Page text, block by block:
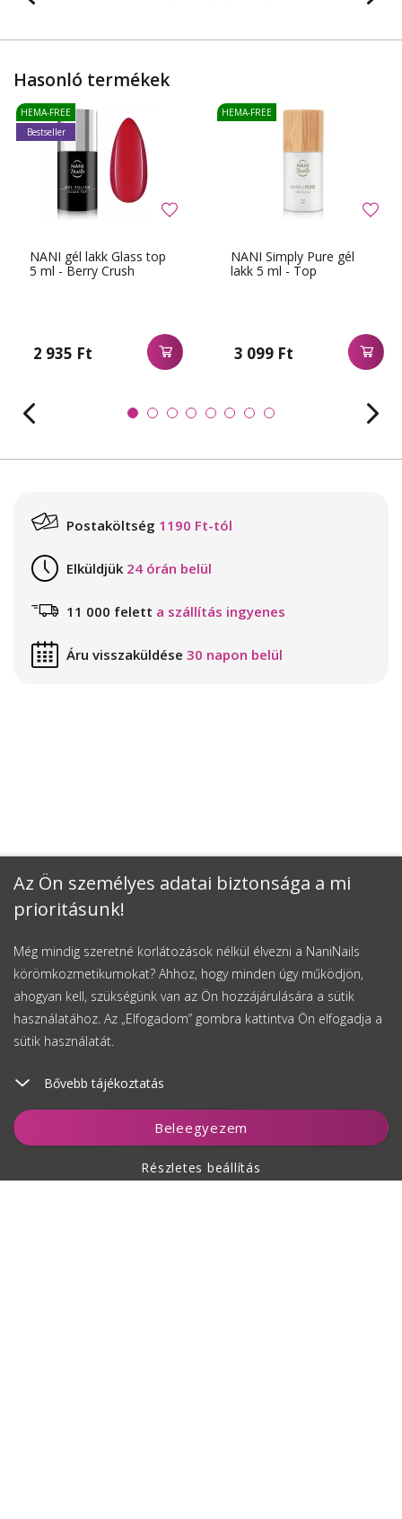
Az Ön személyes adatai biztonsága a mi
prioritásunk!
Még mindig szeretné korlátozások nélkül élvezni a NaniNails
körömkozmetikumokat? Ahhoz, hogy minden úgy működjön,
ahogyan kell, szükségünk van az Ön hozzájárulására a sütik
használatához. Az „Elfogadom” gombra kattintva Ön elfogadja a
sütik használatát.
Bővebb tájékoztatás
Beleegyezem
Részletes beállítás
Kosárhoz ad
Hasonló termékek
NANI gél lakk Glass top
5 ml - Berry Crush
2 935 Ft
HEMA-FREE
Bestseller
NANI Simply Pure gél
lakk 5 ml - Top
3 099 Ft
HEMA-FREE
Postaköltség 1190 Ft-tól
Elküldjük 24 órán belül
11 000 felett a szállítás ingyenes
Áru visszaküldése 30 napon belül